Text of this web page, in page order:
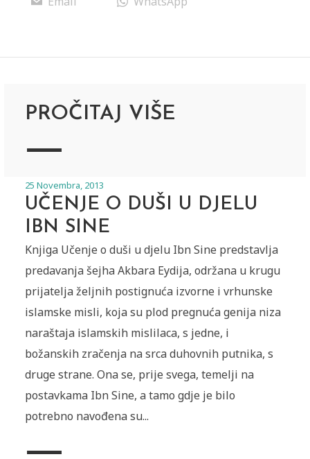
PROČITAJ VIŠE
25 Novembra, 2013
UČENJE O DUŠI U DJELU
IBN SINE
Knjiga Učenje o duši u djelu Ibn Sine predstavlja
predavanja šejha Akbara Eydija, održana u krugu
prijatelja željnih postignuća izvorne i vrhunske
islamske misli, koja su plod pregnuća genija niza
naraštaja islamskih mislilaca, s jedne, i
božanskih zračenja na srca duhovnih putnika, s
druge strane. Ona se, prije svega, temelji na
postavkama Ibn Sine, a tamo gdje je bilo
potrebno navođena su...